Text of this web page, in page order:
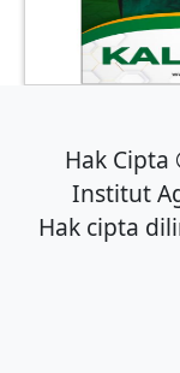
Hak Cipta
Institut
Hak cipta